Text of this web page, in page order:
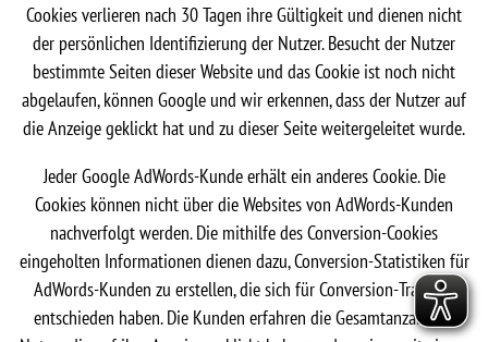
Cookies verlieren nach 30 Tagen ihre Gültigkeit und dienen nicht
der persönlichen Identifizierung der Nutzer. Besucht der Nutzer
bestimmte Seiten dieser Website und das Cookie ist noch nicht
abgelaufen, können Google und wir erkennen, dass der Nutzer auf
die Anzeige geklickt hat und zu dieser Seite weitergeleitet wurde.
Jeder Google AdWords-Kunde erhält ein anderes Cookie. Die
Cookies können nicht über die Websites von AdWords-Kunden
nachverfolgt werden. Die mithilfe des Conversion-Cookies
eingeholten Informationen dienen dazu, Conversion-Statistiken für
AdWords-Kunden zu erstellen, die sich für Conversion-Tracking
entschieden haben. Die Kunden erfahren die Gesamtanzahl der